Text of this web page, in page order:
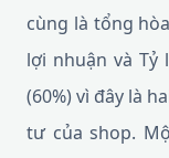
cùng là tổng
lợi nhuận và Tỷ
(60%) vì đây là
tư của shop.